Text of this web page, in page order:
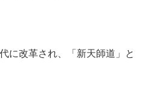
に改革され、「新天師道」と